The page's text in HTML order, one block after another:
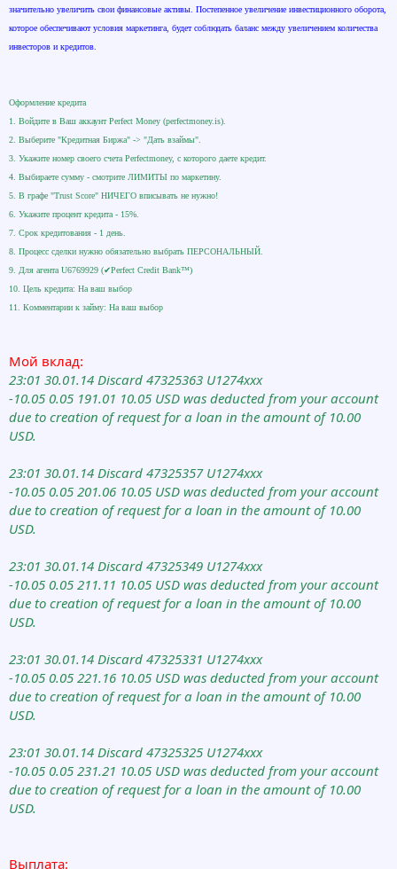
значительно увеличить свои финансовые активы. Постепенное увеличение инвестиционного оборота,
которое обеспечивают условия маркетинга, будет соблюдать баланс между увеличением количества
инвесторов и кредитов.
Оформление кредита
1. Войдите в Ваш аккаунт Perfect Money (perfectmoney.is).
2. Выберите "Кредитная Биржа" -> "Дать взаймы".
3. Укажите номер своего счета Perfectmoney, с которого даете кредит.
4. Выбираете сумму - смотрите ЛИМИТЫ по маркетину.
5. В графе "Trust Score" НИЧЕГО вписывать не нужно!
6. Укажите процент кредита - 15%.
7. Срок кредитования - 1 день.
8. Процесс сделки нужно обязательно выбрать ПЕРСОНАЛЬНЫЙ.
9. Для агента U6769929 (✔Perfect Credit Bank™)
10. Цель кредита: На ваш выбор
11. Комментарии к займу: На ваш выбор
Мой вклад:
23:01 30.01.14 Discard 47325363 U1274xxx
-10.05 0.05 191.01 10.05 USD was deducted from your account
due to creation of request for a loan in the amount of 10.00
USD.
23:01 30.01.14 Discard 47325357 U1274xxx
-10.05 0.05 201.06 10.05 USD was deducted from your account
due to creation of request for a loan in the amount of 10.00
USD.
23:01 30.01.14 Discard 47325349 U1274xxx
-10.05 0.05 211.11 10.05 USD was deducted from your account
due to creation of request for a loan in the amount of 10.00
USD.
23:01 30.01.14 Discard 47325331 U1274xxx
-10.05 0.05 221.16 10.05 USD was deducted from your account
due to creation of request for a loan in the amount of 10.00
USD.
23:01 30.01.14 Discard 47325325 U1274xxx
-10.05 0.05 231.21 10.05 USD was deducted from your account
due to creation of request for a loan in the amount of 10.00
USD.
Выплата: